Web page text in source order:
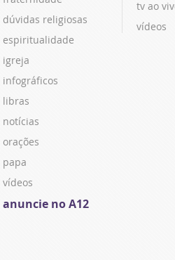
dúvidas religiosas
espiritualidade
igreja
infográficos
libras
notícias
orações
papa
vídeos
anuncie no A12
tv ao
vídeos